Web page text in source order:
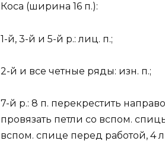
Коса (ширина 16 п.):
1-й, 3-й и 5-й р.: лиц. п.;
2-й и все четные ряды: изн. п.;
7-й р.: 8 п. перекрестить
провязать петли со вспом.
вспом. спице перед работой, 4